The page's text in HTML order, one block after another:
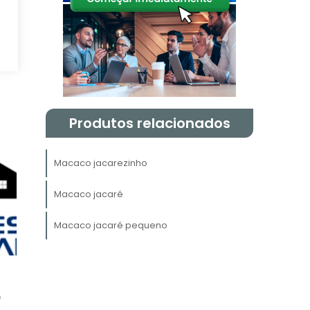
Produtos relacionados
Macaco jacarezinho
Macaco jacaré
Macaco jacaré pequeno